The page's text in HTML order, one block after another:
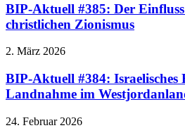
BIP-Aktuell #385: Der Einfluss
christlichen Zionismus
2. März 2026
BIP-Aktuell #384: Israelisches
Landnahme im
24. Februar 2026